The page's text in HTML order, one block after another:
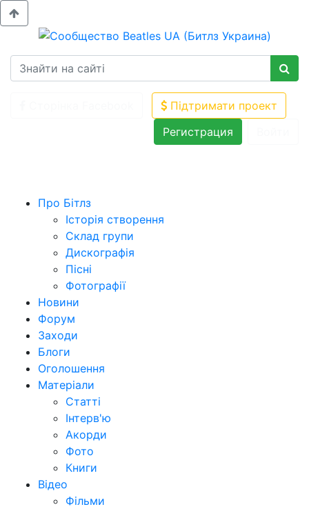
Підтримати проект
Регистрация
Про Бітлз
Історія створення
Склад групи
Дискографія
Пісні
Фотографії
Новини
Форум
Заходи
Блоги
Оголошення
Матеріали
Статті
Інтерв'ю
Акорди
Фото
Книги
Відео
Фільми